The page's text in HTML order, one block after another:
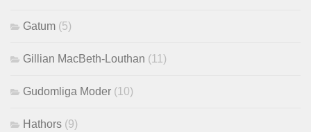
Gatum (5)
Gillian MacBeth-Louthan (11)
Gudomliga Moder (10)
Hathors (9)